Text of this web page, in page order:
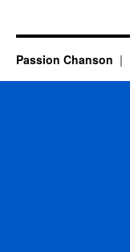
Passion Chanson